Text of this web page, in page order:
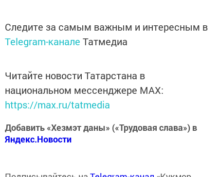
Следите за самым важным и интересным в
Telegram-канале Татмедиа
Читайте новости Татарстана в
национальном мессенджере MАХ:
https://max.ru/tatmedia
Добавить «Хезмэт даны» («Трудовая слава») в
Яндекс.Новости